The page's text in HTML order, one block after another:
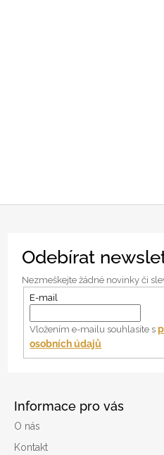
Informace pro vás
O nás
Kontakt
Odebírat
Nezmeškejte žádné novinky či
E-mail
Vložením e-mailu souhlasíte s
osobních údajů